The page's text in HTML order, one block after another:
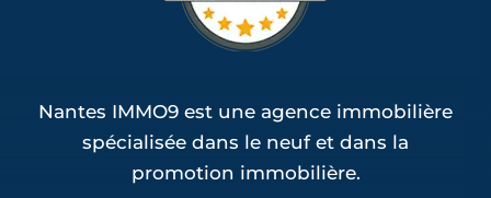
Nantes IMMO9 est une agence immobilière
spécialisée dans le neuf et dans la
promotion immobilière.